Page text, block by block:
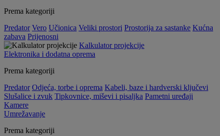
Prema kategoriji
Predator Vero Učionica Veliki prostori Prostorija za sastanke Kućna
zabava Prijenosni
Kalkulator projekcije
Elektronika i dodatna oprema
Prema kategoriji
Predator Odjeća, torbe i oprema Kabeli, baze i hardverski ključevi
Slušalice i zvuk Tipkovnice, miševi i pisaljka Pametni uređaji
Kamere
Umrežavanje
Prema kategoriji